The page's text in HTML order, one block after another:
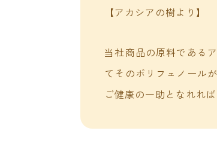
【アカシアの樹より】
当社商品の原料である
てそのポリフェノール
ご健康の一助となれれ